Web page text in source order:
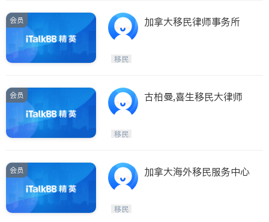
会员 加拿大移民律师事务所
移民
会员 古柏曼,喜生移民大律师
移民
会员 加拿大海外移民服务中心
移民